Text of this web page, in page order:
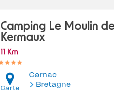
Camping Le Moulin
Kermaux
11 Km
Carte
Carnac
Bretagne